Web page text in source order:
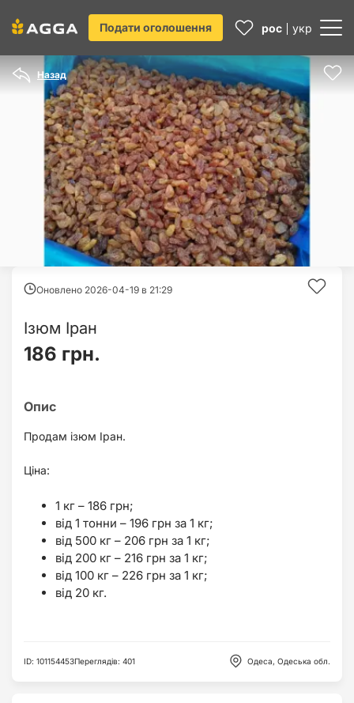
Подати оголошення рос укр
Назад
Оновлено 2026-04-19 в 21:29
Ізюм Іран
186 грн.
Продам ізюм Іран.
Ціна:
1 кг – 186 грн;
від 1 тонни – 196 грн за 1 кг;
від 500 кг – 206 грн за 1 кг;
від 200 кг – 216 грн за 1 кг;
від 100 кг – 226 грн за 1 кг;
від 20 кг.
ID: 101154453Переглядів: 401 Одеса, Одеська обл.